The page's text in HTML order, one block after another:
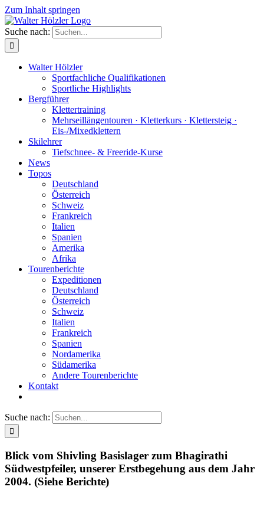
Zum Inhalt springen
Suche nach:
Walter Hölzler
Sportfachliche Qualifikationen
Sportliche Highlights
Bergführer
Klettertraining
Mehrseil­längen­touren · Kletterkurs · Klettersteig ·
Eis-/Mixedklettern
Skilehrer
Tiefschnee- & Freeride-Kurse
News
Topos
Deutschland
Österreich
Schweiz
Frankreich
Italien
Spanien
Amerika
Afrika
Tourenberichte
Expeditionen
Deutschland
Österreich
Schweiz
Italien
Frankreich
Spanien
Nordamerika
Südamerika
Andere Tourenberichte
Kontakt
Suche nach:
Blick vom Shivling Basislager zum Bhagirathi
Südwestpfeiler, unserer Erstbegehung aus dem Jahr
2004. (Siehe Berichte)